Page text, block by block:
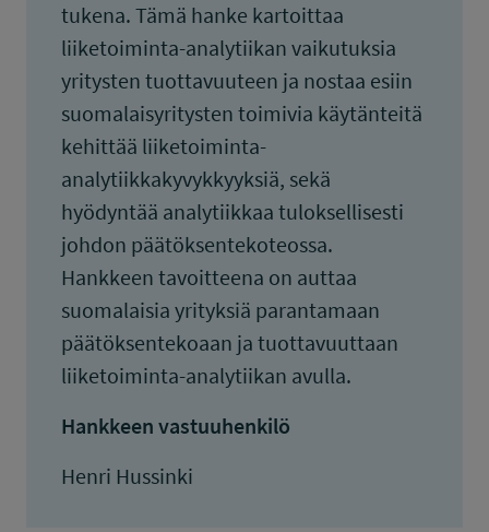
tukena. Tämä hanke kartoittaa
liiketoiminta-analytiikan vaikutuksia
yritysten tuottavuuteen ja nostaa esiin
suomalaisyritysten toimivia käytänteitä
kehittää liiketoiminta-
analytiikkakyvykkyyksiä, sekä
hyödyntää analytiikkaa tuloksellisesti
johdon päätöksentekoteossa.
Hankkeen tavoitteena on auttaa
suomalaisia yrityksiä parantamaan
päätöksentekoaan ja tuottavuuttaan
liiketoiminta-analytiikan avulla.
Hankkeen vastuuhenkilö
Henri Hussinki